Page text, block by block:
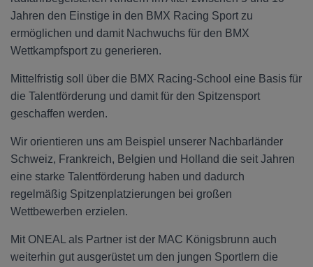
Jahren den Einstige in den BMX Racing Sport zu
ermöglichen und damit Nachwuchs für den BMX
Wettkampfsport zu generieren.
Mittelfristig soll über die BMX Racing-School eine Basis für
die Talentförderung und damit für den Spitzensport
geschaffen werden.
Wir orientieren uns am Beispiel unserer Nachbarländer
Schweiz, Frankreich, Belgien und Holland die seit Jahren
eine starke Talentförderung haben und dadurch
regelmäßig Spitzenplatzierungen bei großen
Wettbewerben erzielen.
Mit ONEAL als Partner ist der MAC Königsbrunn auch
weiterhin gut ausgerüstet um den jungen Sportlern die